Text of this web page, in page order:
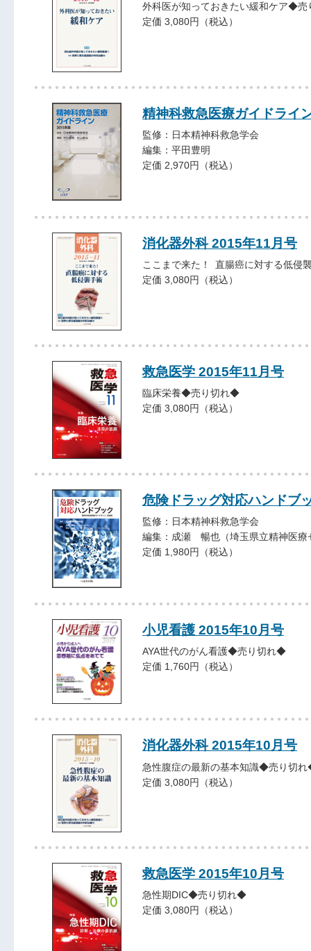
外科医が知っておきたい緩和ケア◆
定価 3,080円（税込）
精神科救急医療ガイドライ
監修：日本精神科救急学会
編集：平田豊明
定価 2,970円（税込）
消化器外科 2015年11月号
ここまで来た！ 直腸癌に対する低
定価 3,080円（税込）
救急医学 2015年11月号
臨床栄養◆売り切れ◆
定価 3,080円（税込）
危険ドラッグ対応ハンドブ
監修：日本精神科救急学会
編集：成瀬 暢也（埼玉県立精神医療
定価 1,980円（税込）
小児看護 2015年10月号
AYA世代のがん看護◆売り切れ◆
定価 1,760円（税込）
消化器外科 2015年10月号
急性腹症の最新の基本知識◆売り切
定価 3,080円（税込）
救急医学 2015年10月号
急性期DIC◆売り切れ◆
定価 3,080円（税込）